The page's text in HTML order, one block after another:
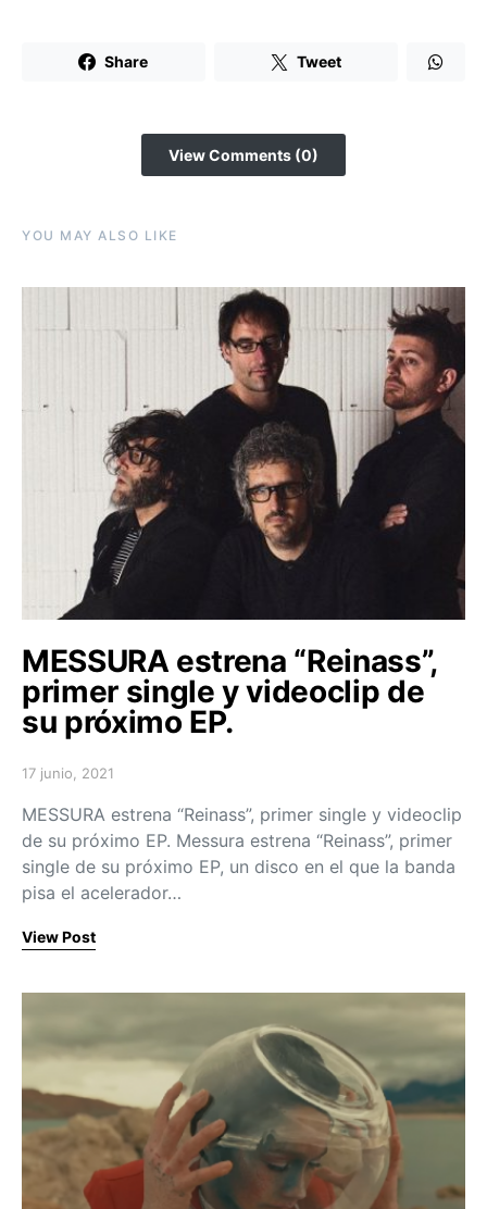
Share Tweet
View Comments (0)
YOU MAY ALSO LIKE
MESSURA estrena “Reinass”,
primer single y videoclip de
su próximo EP.
Posted on
17 junio, 2021
MESSURA estrena “Reinass”, primer single y videoclip
de su próximo EP. Messura estrena “Reinass”, primer
single de su próximo EP, un disco en el que la banda
pisa el acelerador…
View Post